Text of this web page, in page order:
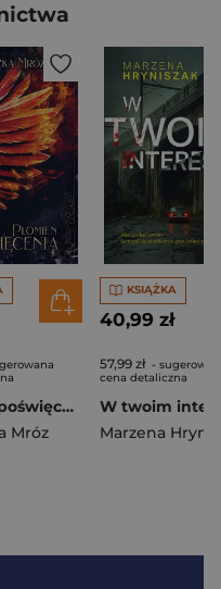
Płomień poświęcenia
Mróz
KSIĄŻKA
40,99 zł
57,99 zł -
cena detaliczna
W twoim
Marzena